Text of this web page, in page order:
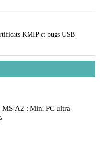
KMIP et bugs USB
MS-A2 : Mini PC ultra-